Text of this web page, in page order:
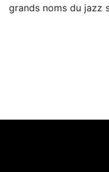
grands noms du jazz